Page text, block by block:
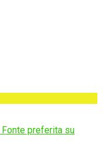
Fonte preferita su